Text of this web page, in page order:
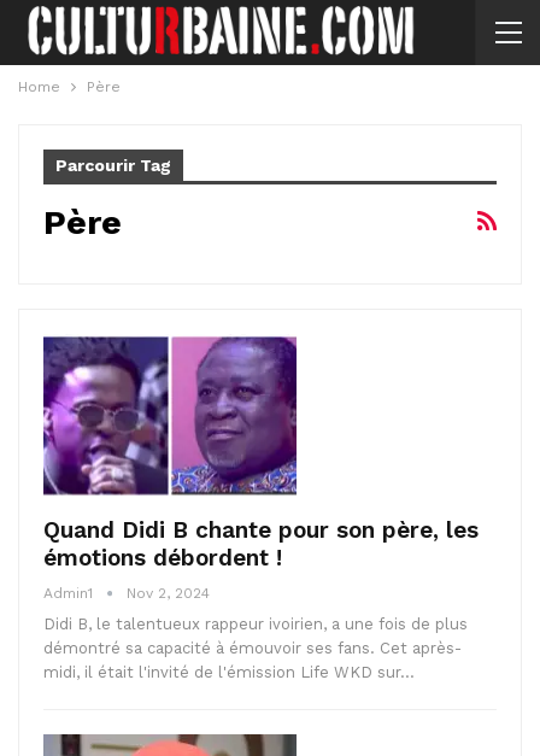
Home Père
Parcourir Tag
Père
Quand Didi B chante pour son père, les
émotions débordent !
Admin1 Nov 2, 2024
Didi B, le talentueux rappeur ivoirien, a une fois de plus
démontré sa capacité à émouvoir ses fans. Cet après-
midi, il était l'invité de l'émission Life WKD sur…